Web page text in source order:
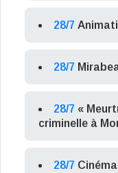
28/7
28/7
28/7 «
criminelle à
28/7